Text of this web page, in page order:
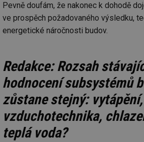
Pevně doufám, že nakonec k dohodě
ve prospěch požadovaného výsledku,
energetické náročnosti budov.
Redakce: Rozsah
hodnocení subsystémů
zůstane stejný: vytápění,
vzduchotechnika,
teplá voda?